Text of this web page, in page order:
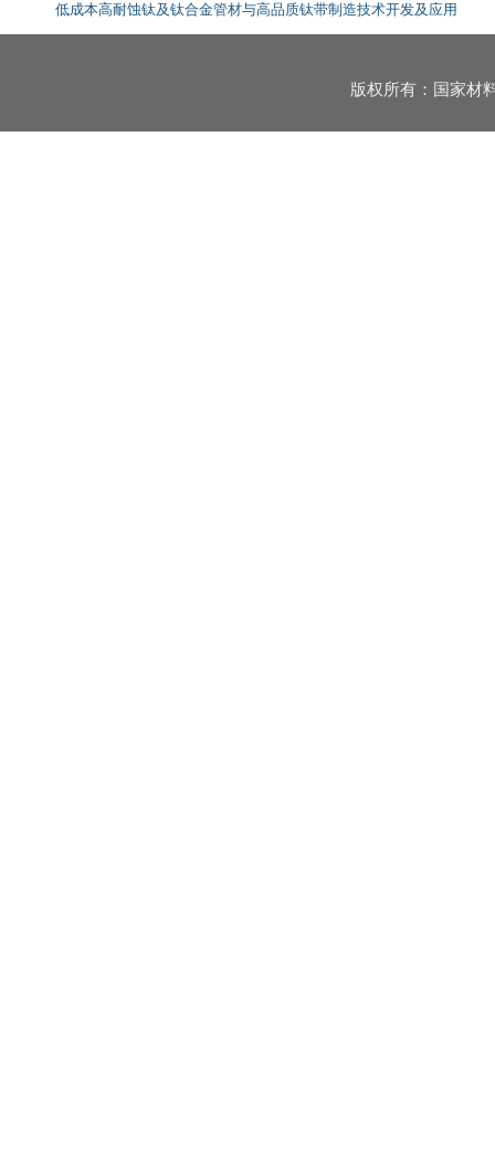
低成本高耐蚀钛及钛合金管材与高品质钛带制造技术开发及应用
版权所有：国家材